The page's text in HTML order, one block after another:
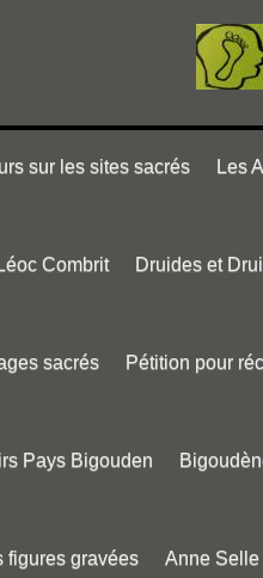
sur les sites sacrés Les
Combrit Druides et
sacrés Pétition pour
Pays Bigouden
figures gravées Anne Selle